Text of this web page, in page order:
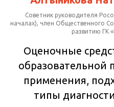
Советник руководителя
началах), член Общественного
развитию ГК
Оценочные
образовательной
применения,
типы